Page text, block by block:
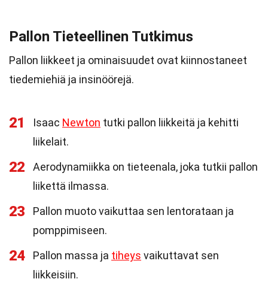
Pallon Tieteellinen Tutkimus
Pallon liikkeet ja ominaisuudet ovat kiinnostaneet
tiedemiehiä ja insinöörejä.
21 Isaac Newton tutki pallon liikkeitä ja kehitti
liikelait.
22
Aerodynamiikka on tieteenala, joka tutkii pallon
liikettä ilmassa.
23
Pallon muoto vaikuttaa sen lentorataan ja
pomppimiseen.
24 Pallon massa ja tiheys vaikuttavat sen
liikkeisiin.